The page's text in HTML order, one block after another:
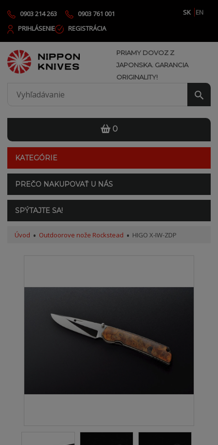
0903 214 263 0903 761 001 SK
EN
PRIHLÁSENIE
REGISTRÁCIA
PRIAMY DOVOZ Z
JAPONSKA. GARANCIA
ORIGINALITY!
0
KATEGÓRIE
PREČO NAKUPOVAŤ U NÁS
SPÝTAJTE SA!
Úvod Outdoorove nože Rockstead HIGO X-IW-ZDP